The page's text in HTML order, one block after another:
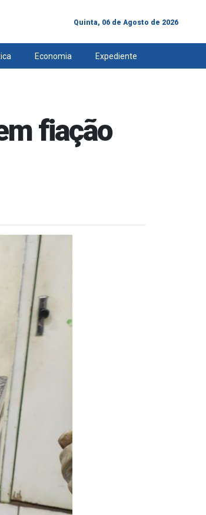
Quinta, 06 de Agosto de 2026
Economia Expediente
fiação